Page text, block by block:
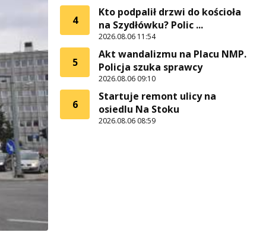
4
Kto podpalił drzwi do kościoła
na Szydłówku? Polic ...
2026.08.06 11:54
5
Akt wandalizmu na Placu NMP.
Policja szuka sprawcy
2026.08.06 09:10
6
Startuje remont ulicy na
osiedlu Na Stoku
2026.08.06 08:59